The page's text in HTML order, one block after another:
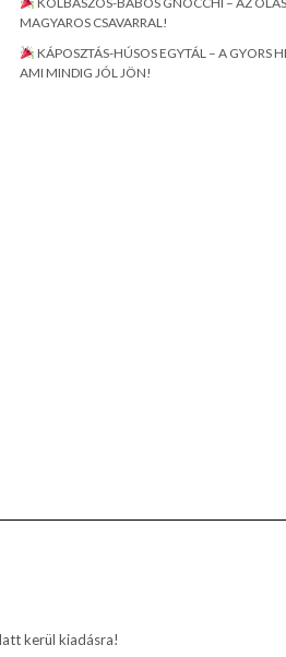
MAGYAROS CSAVARRAL!
KÁPOSZTÁS-HÚSOS EGYTÁL – A GYORS
AMI MINDIG JÓL JÖN!
kerül kiadásra!